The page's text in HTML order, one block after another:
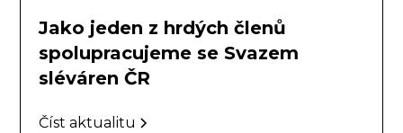
Jako jeden z hrdých členů
spolupracujeme se Svazem
sléváren ČR
Číst aktualitu